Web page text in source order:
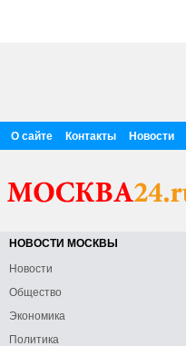
О сайте Контакты Новости
НОВОСТИ МОСКВЫ
Новости
Общество
Экономика
Политика